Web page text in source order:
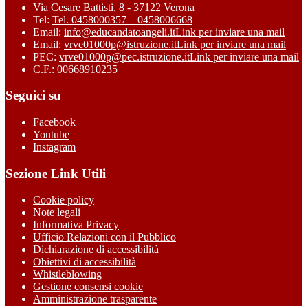
Via Cesare Battisti, 8 - 37122 Verona
Tel: Tel. 0458000357 – 0458006668
Email: info@educandatoangeli.itLink per inviare una mail
Email: vrve01000p@istruzione.itLink per inviare una mail
PEC: vrve01000p@pec.istruzione.itLink per inviare una mail
C.F.: 00668910235
Seguici su
Facebook
Youtube
Instagram
Sezione Link Utili
Cookie policy
Note legali
Informativa Privacy
Ufficio Relazioni con il Pubblico
Dichiarazione di accessibilità
Obiettivi di accessibilità
Whistleblowing
Gestione consensi cookie
Amministrazione trasparente